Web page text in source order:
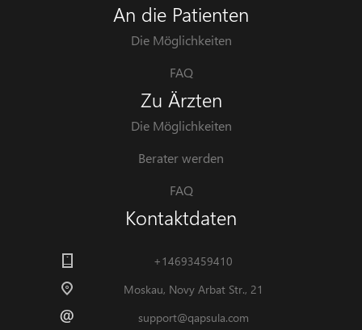
An die Patienten
Die Möglichkeiten
FAQ
Zu Ärzten
Die Möglichkeiten
Berater werden
FAQ
Kontaktdaten
+14693459410
Moskau, Novy Arbat Str., 21
support@qapsula.com